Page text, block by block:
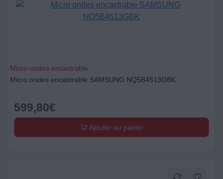
Micro-ondes encastrable
Micro ondes encastrable SAMSUNG NQ5B4513GBK
599,80€
Ajouter au panier